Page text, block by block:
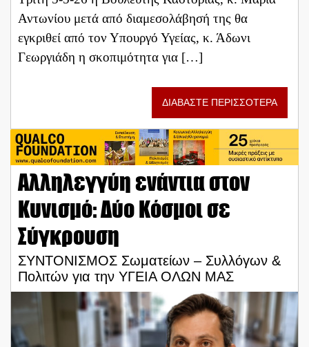
Αντωνίου μετά από διαμεσολάβησή της θα
εγκριθεί από τον Υπουργό Υγείας, κ. Άδωνι
Γεωργιάδη η σκοπιμότητα για […]
ΔΙΑΒΑΣΤΕ ΠΕΡΙΣΣΟΤΕΡΑ
Αλληλεγγύη ενάντια στον
Κυνισμό: Δύο Κόσμοι σε
Σύγκρουση
ΣΥΝΤΟΝΙΣΜΟΣ Σωματείων – Συλλόγων &
Πολιτών για την ΥΓΕΙΑ ΟΛΩΝ ΜΑΣ